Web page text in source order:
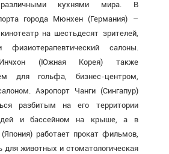
кухнями мира. В
города Мюнхен (Германия) –
на шестьдесят зрителей,
физиотерапевтический салоны.
Инчхон (Южная Корея) также
для гольфа, бизнес-центром,
Аэропорт Чанги (Сингапур)
разбитым на его территории
и бассейном на крыше, а в
работает прокат фильмов,
для животных и стоматологическая